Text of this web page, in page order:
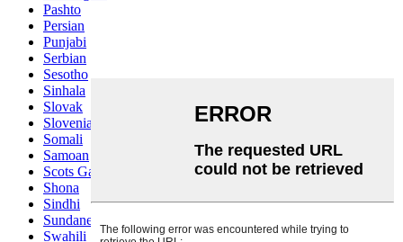
Pashto
Persian
Punjabi
Serbian
Sesotho
Sinhala
Slovak
Slovenian
Somali
Samoan
Scots Gaelic
Shona
Sindhi
Sundanese
Swahili